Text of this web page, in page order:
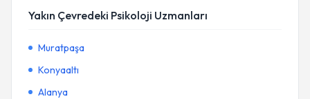
Yakın Çevredeki Psikoloji Uzmanları
Muratpaşa
Konyaaltı
Alanya